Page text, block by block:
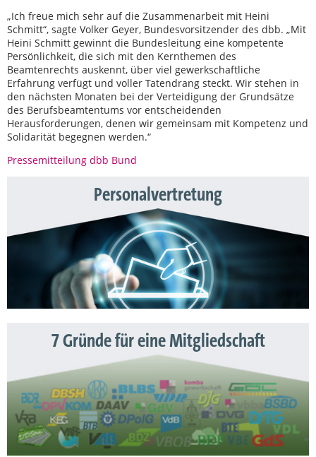
„Ich freue mich sehr auf die Zusammenarbeit mit Heini
Schmitt“, sagte Volker Geyer, Bundesvorsitzender des dbb. „Mit
Heini Schmitt gewinnt die Bundesleitung eine kompetente
Persönlichkeit, die sich mit den Kernthemen des
Beamtenrechts auskennt, über viel gewerkschaftliche
Erfahrung verfügt und voller Tatendrang steckt. Wir stehen in
den nächsten Monaten bei der Verteidigung der Grundsätze
des Berufsbeamtentums vor entscheidenden
Herausforderungen, denen wir gemeinsam mit Kompetenz und
Solidarität begegnen werden.“
Pressemitteilung dbb Bund
Personalvertretung
7 Gründe für eine Mitgliedschaft